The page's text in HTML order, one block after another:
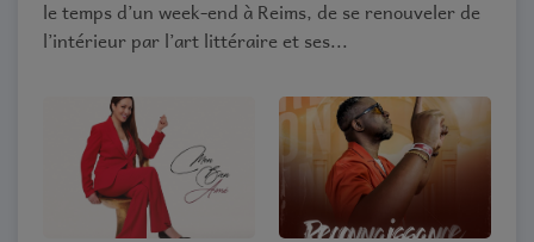
le temps d’un week-end à Reims, de se renouveler de
l’intérieur par l’art littéraire et ses...